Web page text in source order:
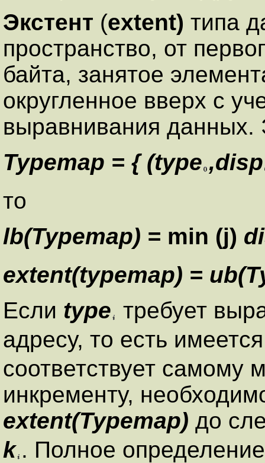
Экстент (extent) типа
пространство, от
байта, занятое
округленное вверх с
выравнивания данных.
Typemap = { (type ,disp
то
lb(Typemap) = min (j)
extent(typemap) =
Если type требует
адресу, то есть
соответствует самому
инкременту,
extent(Typemap) до
k . Полное